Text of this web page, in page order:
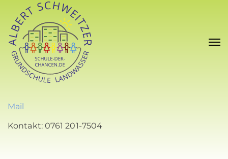
Mail
Kontakt: 0761 201-7504